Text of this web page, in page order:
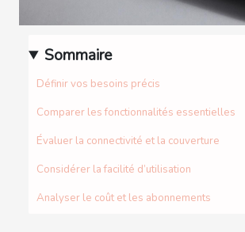
Sommaire
Définir vos besoins précis
Comparer les fonctionnalités essentielles
Évaluer la connectivité et la couverture
Considérer la facilité d’utilisation
Analyser le coût et les abonnements